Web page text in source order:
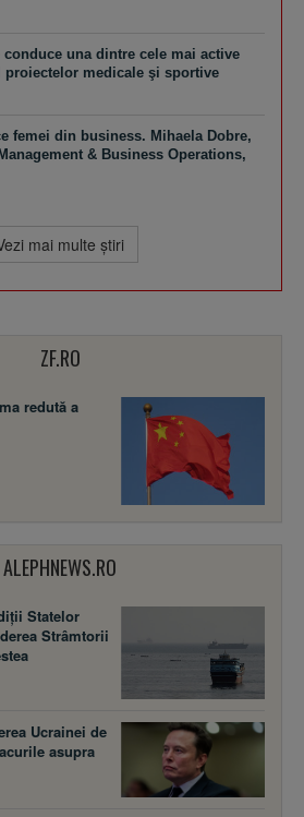
conduce una dintre cele mai active
medicale şi sportive
femei din business. Mihaela Dobre,
& Business Operations,
mai multe ştiri
ZF.RO
redută a
ALEPHNEWS.RO
Statelor
Strâmtorii
Ucrainei de
asupra